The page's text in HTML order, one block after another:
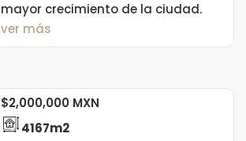
mayor crecimiento de la ciudad.
ver más
$2,000,000 MXN
4167m2